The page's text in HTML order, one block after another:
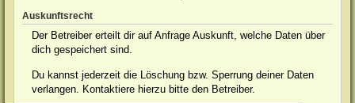
Auskunftsrecht
Der Betreiber erteilt dir auf Anfrage Auskunft, welche Daten über
dich gespeichert sind.
Du kannst jederzeit die Löschung bzw. Sperrung deiner Daten
verlangen. Kontaktiere hierzu bitte den Betreiber.